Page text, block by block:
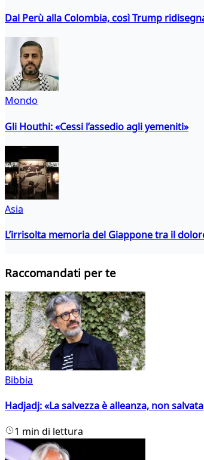
Dal Perù alla Colombia, così Trump
Mondo
Gli Houthi: «Cessi l’assedio agli yemeniti»
Asia
L’irrisolta memoria del Giappone tra il
Raccomandati per te
Bibbia
Hadjadj: «La salvezza è alleanza, non
1 min di lettura